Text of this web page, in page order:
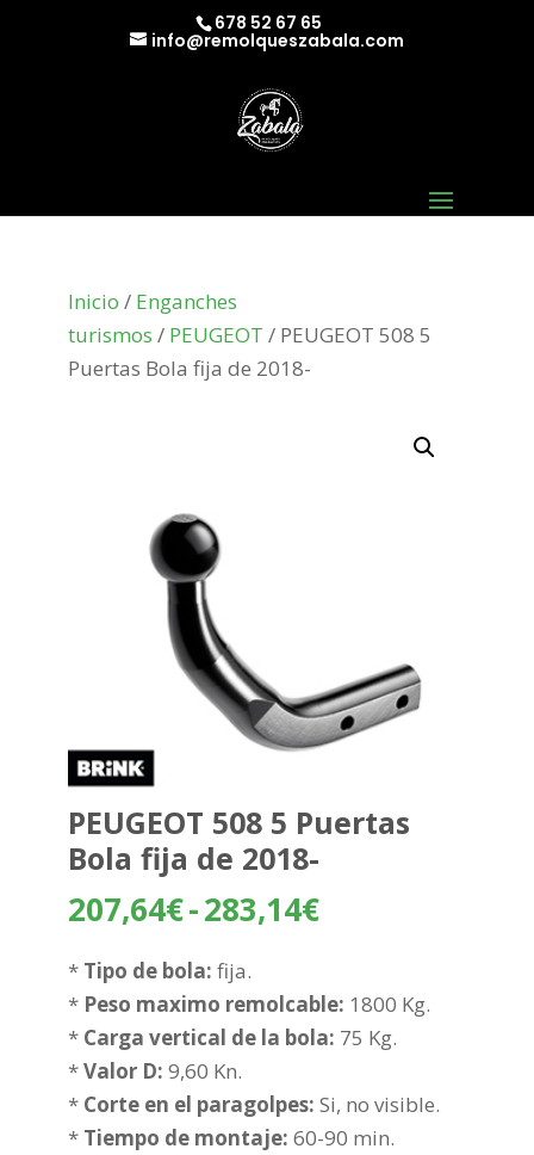
678 52 67 65
info@remolqueszabala.com
Inicio / Enganches
turismos / PEUGEOT / PEUGEOT 508 5
Puertas Bola fija de 2018-
PEUGEOT 508 5 Puertas
Bola fija de 2018-
207,64€-283,14€Rango
desde
207,64€
283,14€
* Tipo de bola: fija.
* Peso maximo remolcable: 1800 Kg.
* Carga vertical de la bola: 75 Kg.
*Valor D: 9,60 Kn.
* Corte en el paragolpes: Si, no visible.
* Tiempo de montaje: 60-90 min.